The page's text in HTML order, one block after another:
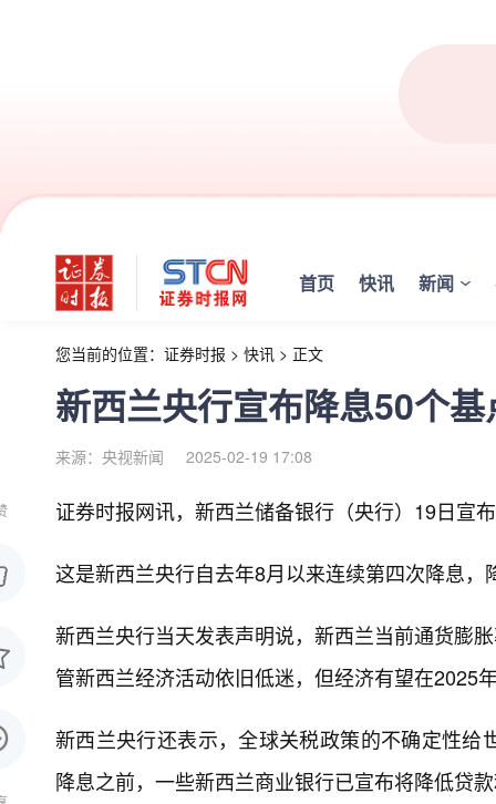
首页 快讯 新闻
您当前的位置： 证券时报 > 快讯 > 正文
新西兰央行宣布降息50个基
来源：央视新闻 2025-02-19 17:08
证券时报网讯， 新西兰储备银行（央行）19日宣
这是新西兰央行自去年8月以来连续第四次降息
新西兰央行当天发表声明说，新西兰当前通货膨
管新西兰经济活动依旧低迷，但经济有望在2025
新西兰央行还表示，全球关税政策的不确定性
降息之前，一些新西兰商业银行已宣布将降低贷